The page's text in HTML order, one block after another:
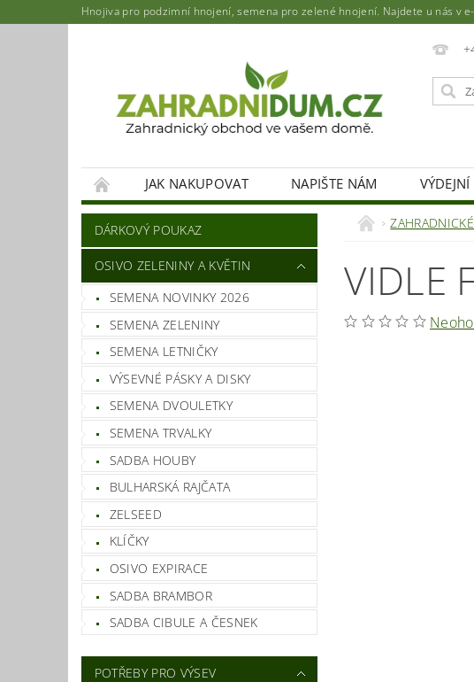
Hnojiva pro podzimní hnojení, semena pro zelené hnojení. Najdete u nás v
JAK NAKUPOVAT NAPIŠTE NÁM
DÁRKOVÝ POUKAZ
OSIVO ZELENINY A KVĚTIN
SEMENA NOVINKY 2026
SEMENA ZELENINY
SEMENA LETNIČKY
VÝSEVNÉ PÁSKY A DISKY
SEMENA DVOULETKY
SEMENA TRVALKY
SADBA HOUBY
BULHARSKÁ RAJČATA
ZELSEED
KLÍČKY
OSIVO EXPIRACE
SADBA BRAMBOR
SADBA CIBULE A ČESNEK
POTŘEBY PRO VÝSEV
VIDLE